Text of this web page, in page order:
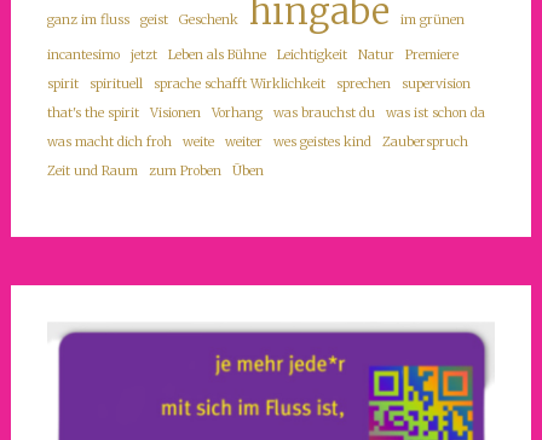
ganz im fluss geist Geschenk hingabe im grünen
incantesimo jetzt Leben als Bühne Leichtigkeit Natur
Premiere
spirit
spirituell sprache schafft Wirklichkeit sprechen
supervision
that's the spirit
Visionen Vorhang was brauchst du
was ist schon da
was macht dich froh
weite weiter wes geistes kind
Zauberspruch
Zeit und Raum
zum Proben Üben